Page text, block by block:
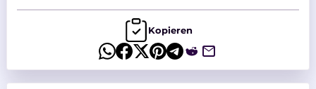
Kopieren